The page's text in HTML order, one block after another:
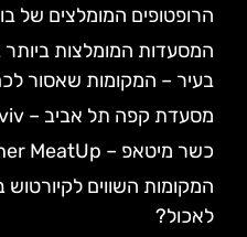
הרופטופים המומלצים של
המסעדות המומלצות
בעיר – המקומות שאסור
מסעדת קפה תל אביב – Café Tel Aviv כשרה
כשר מיטאפ – Kosher MeatUp מסעדה בשרית
המקומות השווים
לאכול?